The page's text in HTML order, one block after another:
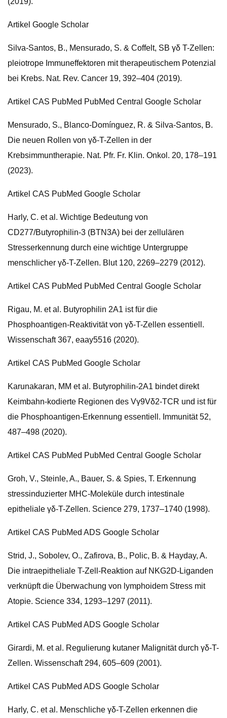
Artikel Google Scholar
Silva-Santos, B., Mensurado, S. & Coffelt, SB γδ T-Zellen:
pleiotrope Immuneffektoren mit therapeutischem Potenzial
bei Krebs. Nat. Rev. Cancer 19, 392–404 (2019).
Artikel CAS PubMed PubMed Central Google Scholar
Mensurado, S., Blanco-Domínguez, R. & Silva-Santos, B.
Die neuen Rollen von γδ-T-Zellen in der
Krebsimmuntherapie. Nat. Pfr. Fr. Klin. Onkol. 20, 178–191
(2023).
Artikel CAS PubMed Google Scholar
Harly, C. et al. Wichtige Bedeutung von
CD277/Butyrophilin-3 (BTN3A) bei der zellulären
Stresserkennung durch eine wichtige Untergruppe
menschlicher γδ-T-Zellen. Blut 120, 2269–2279 (2012).
Artikel CAS PubMed PubMed Central Google Scholar
Rigau, M. et al. Butyrophilin 2A1 ist für die
Phosphoantigen-Reaktivität von γδ-T-Zellen essentiell.
Wissenschaft 367, eaay5516 (2020).
Artikel CAS PubMed Google Scholar
Karunakaran, MM et al. Butyrophilin-2A1 bindet direkt
Keimbahn-kodierte Regionen des Vγ9Vδ2-TCR und ist für
die Phosphoantigen-Erkennung essentiell. Immunität 52,
487–498 (2020).
Artikel CAS PubMed PubMed Central Google Scholar
Groh, V., Steinle, A., Bauer, S. & Spies, T. Erkennung
stressinduzierter MHC-Moleküle durch intestinale
epitheliale γδ-T-Zellen. Science 279, 1737–1740 (1998).
Artikel CAS PubMed ADS Google Scholar
Strid, J., Sobolev, O., Zafirova, B., Polic, B. & Hayday, A.
Die intraepitheliale T-Zell-Reaktion auf NKG2D-Liganden
verknüpft die Überwachung von lymphoidem Stress mit
Atopie. Science 334, 1293–1297 (2011).
Artikel CAS PubMed ADS Google Scholar
Girardi, M. et al. Regulierung kutaner Malignität durch γδ-T-
Zellen. Wissenschaft 294, 605–609 (2001).
Artikel CAS PubMed ADS Google Scholar
Harly, C. et al. Menschliche γδ-T-Zellen erkennen die